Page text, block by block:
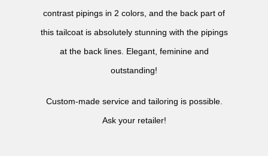
contrast pipings in 2 colors, and the back part of
this tailcoat is absolutely stunning with the pipings
at the back lines. Elegant, feminine and
outstanding!
Custom-made service and tailoring is possible.
Ask your retailer!